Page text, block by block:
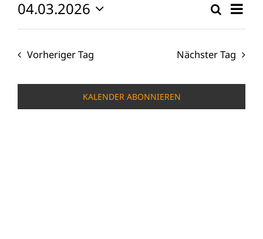
Suche
und
Suche
Tag
04.03.2026
Datum
Vorheriger Tag Nächster Tag
KALENDER ABONNIEREN